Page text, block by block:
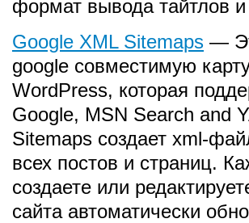
формат вывода тайтлов и
Google XML Sitemaps —
google совместимую
WordPress, которая
Google, MSN Search and
Sitemaps создает xml-
всех постов и страниц.
создаете или
сайта автоматически